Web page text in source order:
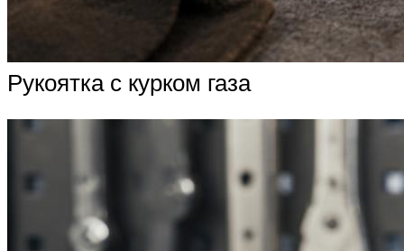
Рукоятка с курком газа